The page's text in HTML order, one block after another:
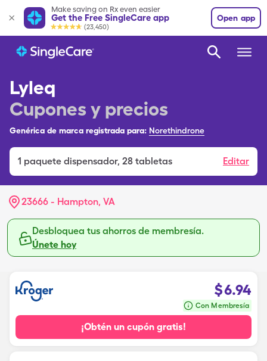
Make saving on Rx even easier
Get the Free SingleCare app
(23,450)
Open app
Lyleq
Cupones y precios
Genérica de marca registrada para: Norethindrone
1 paquete dispensador, 28 tabletas Editar
23666 - Hampton, VA
Desbloquea tus ahorros de membresía.
Únete hoy
$6.94
Con Membresía
¡Obtén un cupón gratis!